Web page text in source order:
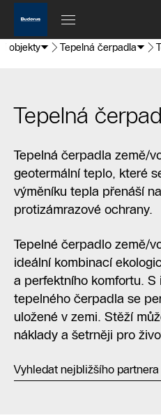
objekty Tepelná čerpadla
Tepelná
Tepelná čerpadla země/
geotermální teplo, které
výměníku tepla přenáší
protizámrazové ochrany.
Tepelné čerpadlo země/
ideální kombinací
a perfektního komfortu.
tepelného čerpadla se
uložené v zemi. Stěží
náklady a šetrněji pro
Vyhledat nejbližšího partnera